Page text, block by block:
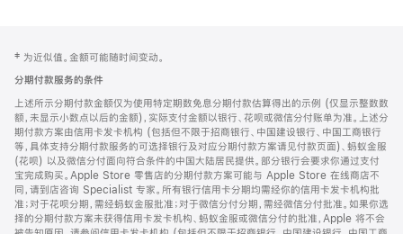
页
页
脚
注
‡ 为近似值。金额可能随时间变动。
分期付款服务的条件
上述所示分期付款金额仅为使用特定期数免息分期付款估算得出的示例 (仅显示整数数
额，未显示小数点以后的金额)，实际支付金额以银行、花呗或微信分付账单为准。上述分
期付款方案由信用卡发卡机构 (包括但不限于招商银行、中国建设银行、中国工商银行
等，具体支持分期付款服务的可选择银行及对应分期付款方案请见付款页面)、蚂蚁金服
(花呗) 以及微信分付面向符合条件的中国大陆居民提供。部分银行会要求你通过支付
宝完成购买。Apple Store 零售店的分期付款方案可能与 Apple Store 在线商店不
同，请到店咨询 Specialist 专家。所有银行信用卡分期均需经你的信用卡发卡机构批
准；对于花呗分期，需经蚂蚁金服批准；对于微信分付分期，需经微信分付批准。如果你选
择的分期付款方案未获得信用卡发卡机构、蚂蚁金服或微信分付的批准，Apple 将不会